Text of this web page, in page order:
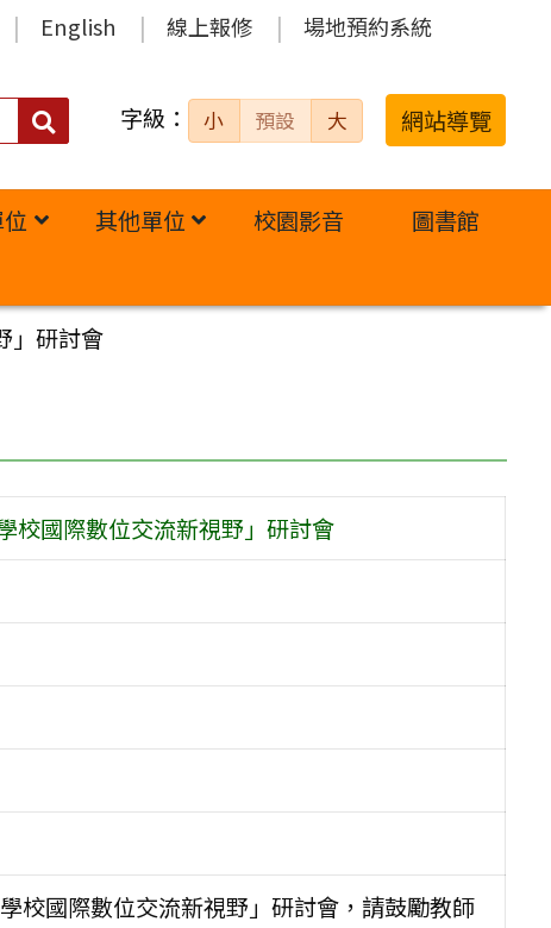
English 線上報修 場地預約系統
搜
字級： 小 預設 大 網站導覽
其他單位 校園影音
圖書館
」研討會
校國際數位交流新視野」研討會
校國際數位交流新視野」研討會，請鼓勵教師